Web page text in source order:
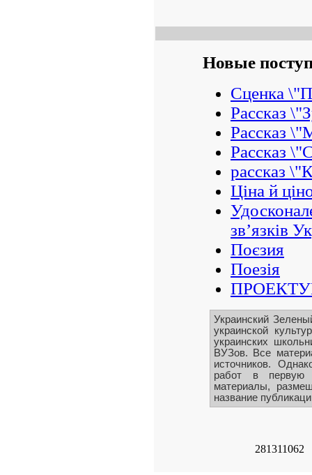
Новые
Сценка
Рассказ
Рассказ
Рассказ
рассказ
Ціна й
зв’язків
Поєзия
Поезія
Украинский
украинской
украинских
ВУЗов. Все
источников.
работ в первую
материалы,
название
281311062